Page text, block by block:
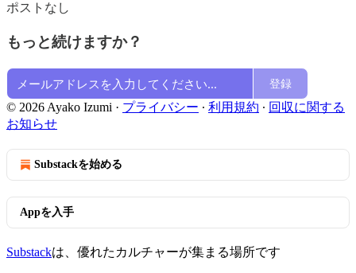
ポストなし
もっと続けますか？
登録
© 2026 Ayako Izumi · プライバシー ∙ 利用規約 ∙ 回収に関する
お知らせ
Substackを始める
Appを入手
Substackは、優れたカルチャーが集まる場所です